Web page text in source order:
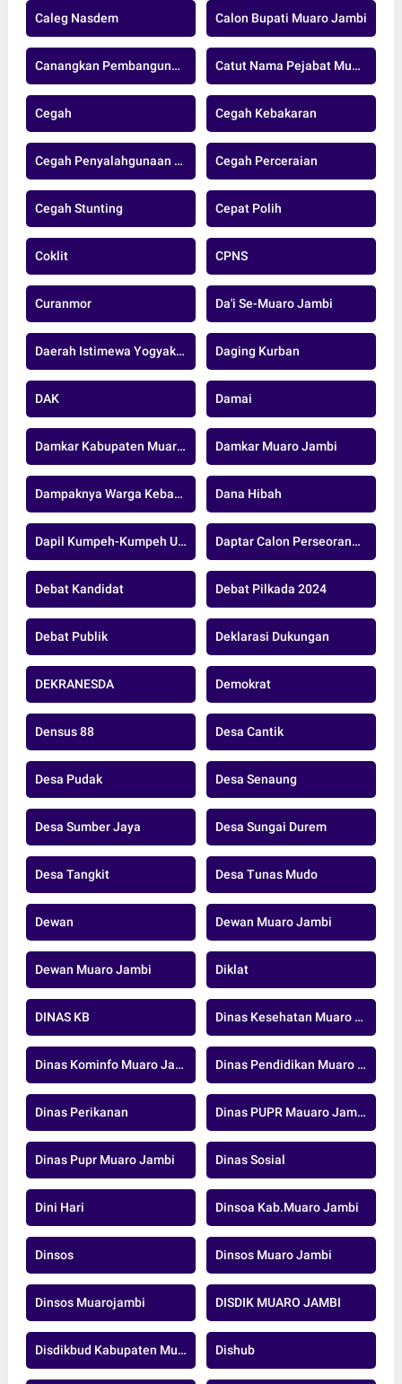
Caleg Nasdem Calon Bupati Muaro Jambi
Canangkan Pembangunan Jalan Strategis Catut Nama Pejabat Muarojambi
Cegah Cegah Kebakaran
Cegah Penyalahgunaan Donasi Cegah Perceraian
Cegah Stunting Cepat Polih
Coklit CPNS
Curanmor Da'i Se-Muaro Jambi
Daerah Istimewa Yogyakarta Daging Kurban
DAK Damai
Damkar Kabupaten Muaro Jambi Damkar Muaro Jambi
Dampaknya Warga Kebanjiran Dana Hibah
Dapil Kumpeh-Kumpeh Ulu Daptar Calon Perseorangan.
Debat Kandidat Debat Pilkada 2024
Debat Publik Deklarasi Dukungan
DEKRANESDA Demokrat
Densus 88 Desa Cantik
Desa Pudak Desa Senaung
Desa Sumber Jaya Desa Sungai Durem
Desa Tangkit Desa Tunas Mudo
Dewan Dewan Muaro Jambi
Dewan Muaro Jambi Diklat
DINAS KB Dinas Kesehatan Muaro Jambi
Dinas Kominfo Muaro Jambi Dinas Pendidikan Muaro Jambi
Dinas Perikanan Dinas PUPR Mauaro Jambi
Dinas Pupr Muaro Jambi Dinas Sosial
Dini Hari Dinsoa Kab.Muaro Jambi
Dinsos Dinsos Muaro Jambi
Dinsos Muarojambi DISDIK MUARO JAMBI
Disdikbud Kabupaten Muaro Jambi Dishub